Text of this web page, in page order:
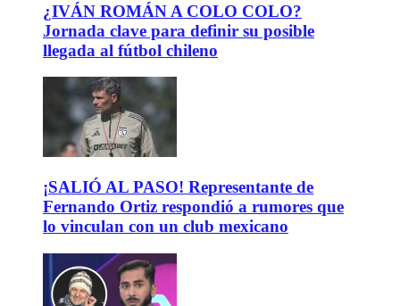
¿IVÁN ROMÁN A COLO COLO?
Jornada clave para definir su posible
llegada al fútbol chileno
¡SALIÓ AL PASO! Representante de
Fernando Ortiz respondió a rumores que
lo vinculan con un club mexicano